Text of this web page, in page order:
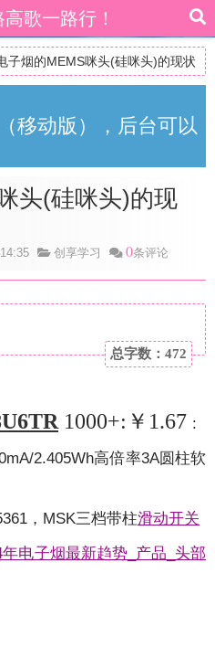
歌一路行！
子烟的MEMS咪头(硅咪头)的现状
移动版），后台可以
更改
头(硅咪头)的现
创享学习 0条评论
总字数：472
1000+: ￥1.67 :
2.405Wh高倍率3A圆柱软
，MSK三档带柱滑动开关
电子烟最新趋势_产品_头部